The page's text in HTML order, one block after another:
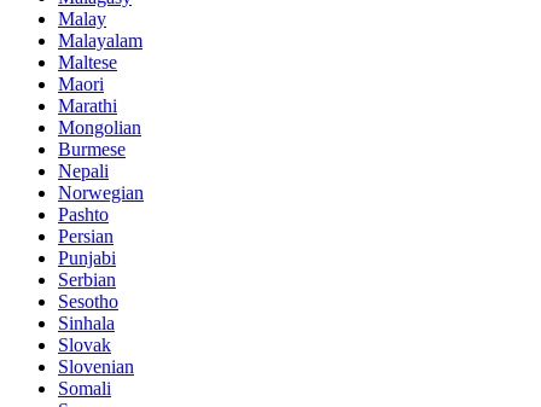
Malay
Malayalam
Maltese
Maori
Marathi
Mongolian
Burmese
Nepali
Norwegian
Pashto
Persian
Punjabi
Serbian
Sesotho
Sinhala
Slovak
Slovenian
Somali